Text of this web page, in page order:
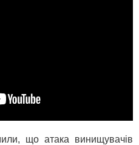
що атака винищувачів